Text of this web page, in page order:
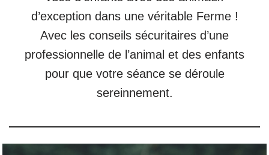
d’exception dans une véritable Ferme !
Avec les conseils sécuritaires d’une
professionnelle de l’animal et des enfants
pour que votre séance se déroule
sereinnement.